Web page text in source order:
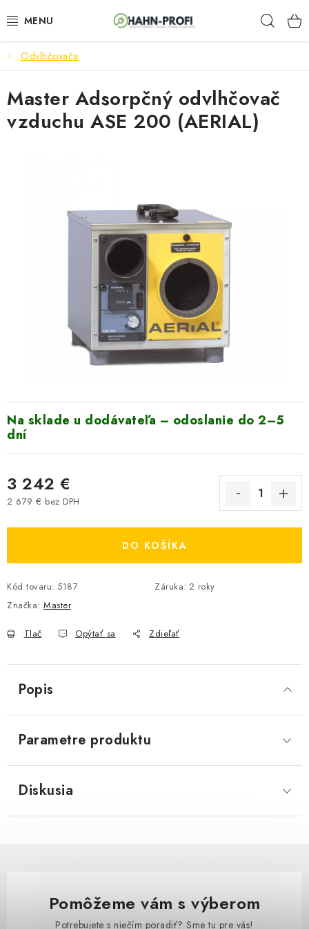
na
ELEKTROCENTRÁLY
ZAHRADNÍ TECHNIKA
STAVEBNÁ TECHNIKA
ODVLHČOVAČE A VENTILÁTORY
VRÁTENIE TOVARU A REKLAMÁCIE
BLOG
REFERENCIE
KONTAKTY
Obchodné podmienky
Zásady ochrany osobných údajov
Ceny přepravy
Odvlhčovače
Na sklade u dodávateľa – odoslanie do 2–5
dní
3 242 €
2 679 € bez DPH
DO KOŠÍKA
Kód tovaru: 5187 Záruka: 2 roky
Značka: Master
Tlač Opýtať sa Zdieľať
Master Adsorpčný odvlhčovač
vzduchu ASE 200 (AERIAL)
Popis
Parametre produktu
Diskusia
Pomôžeme vám s výberom
Potrebujete s niečím poradiť? Sme tu pre vás!